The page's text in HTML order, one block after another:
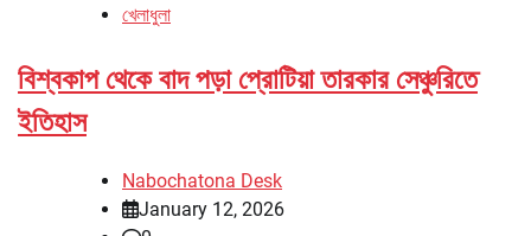
খেলাধুলা
বিশ্বকাপ থেকে বাদ পড়া প্রোটিয়া তারকার সেঞ্চুরিতে
ইতিহাস
Nabochatona Desk
January 12, 2026